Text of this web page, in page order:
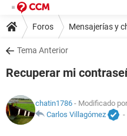
Foros Mensajerías y
Tema Anterior
Recuperar mi
chatin1786 - Modificado
Carlos Villagómez
-